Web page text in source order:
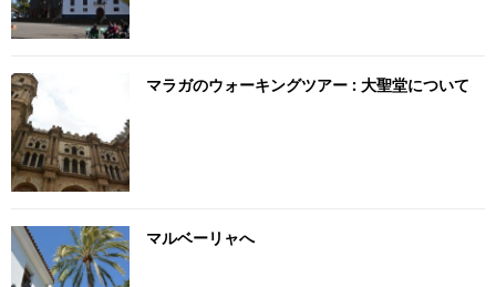
マラガのウォーキングツアー : 大聖堂について
マルベーリャへ